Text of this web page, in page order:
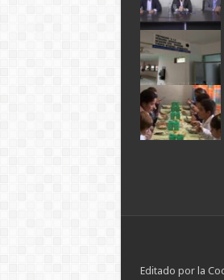
Editado por la